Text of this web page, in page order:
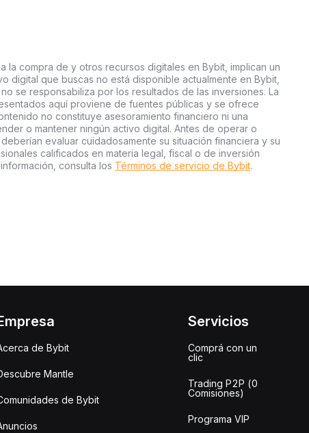
la compra de y otros recursos digitales en Bybit, implican un
digital que buscas no está disponible actualmente en Bybit,
se responsabiliza por los resultados de las inversiones. La
aquí proviene de fuentes públicas y se ofrece
no constituye asesoramiento financiero ni una
o mantener ningún activo digital. Antes de operar o
evaluar cuidadosamente su situación financiera y su
calificados en materia legal, fiscal o de inversión
consulta los Términos de servicio de Bybit.
de Bybit
Mantle
de Bybit
Servicios
Comprá con un
clic
Trading P2P (0
Comisiones)
Programa VIP